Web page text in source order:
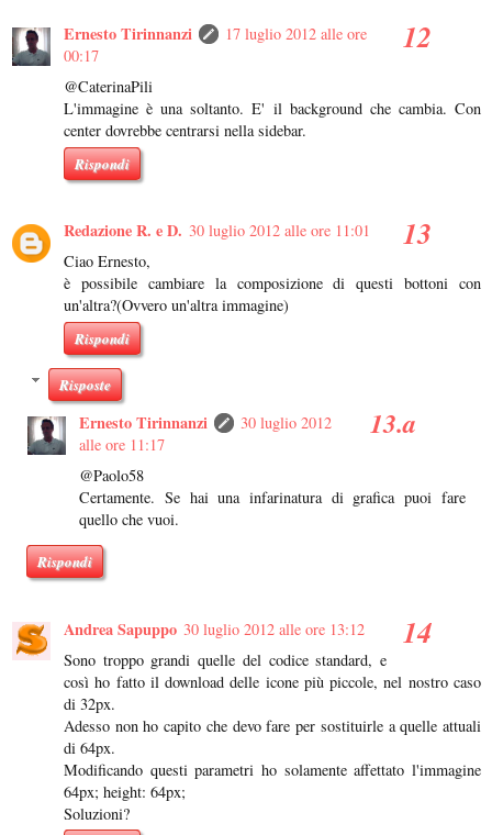
Ernesto Tirinnanzi
17 luglio 2012 alle ore
00:17
@CaterinaPili
L'immagine è una soltanto. E' il background che cambia. Con
center dovrebbe centrarsi nella sidebar.
Rispondi
Redazione R. e D. 30 luglio 2012 alle ore 11:01
Ciao Ernesto,
è possibile cambiare la composizione di questi bottoni con
un'altra?(Ovvero un'altra immagine)
Rispondi
Risposte
Ernesto Tirinnanzi
30 luglio 2012
alle ore 11:17
@Paolo58
Certamente. Se hai una infarinatura di grafica puoi fare
quello che vuoi.
Rispondi
Andrea Sapuppo 30 luglio 2012 alle ore 13:12
Sono troppo grandi quelle del codice standard, e
così ho fatto il download delle icone più piccole, nel nostro caso
di 32px.
Adesso non ho capito che devo fare per sostituirle a quelle attuali
di 64px.
Modificando questi parametri ho solamente affettato l'immagine
64px; height: 64px;
Soluzioni?